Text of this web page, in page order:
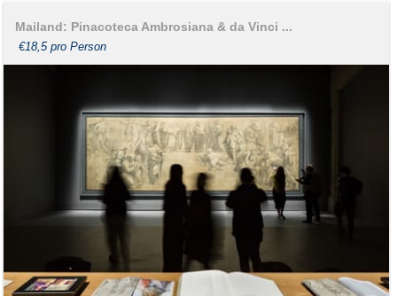
Mailand: Pinacoteca Ambrosiana & da Vinci ...
€18,5 pro Person